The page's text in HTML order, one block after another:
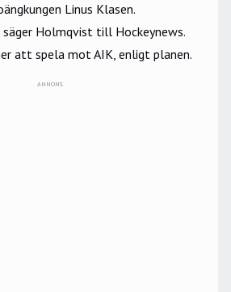
Linus Klasen.
Holmqvist till Hockeynews.
att spela mot AIK, enligt planen.
ANNONS